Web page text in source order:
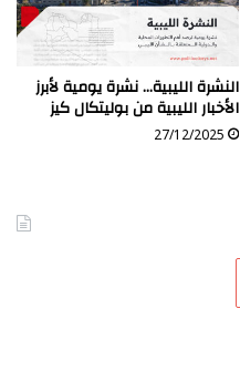
النشرة الليبية… نشرة يومية لأبرز
الأخبار الليبية من بوليتكال كيز
27/12/2025